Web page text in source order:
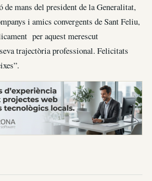
de mans del president de la Generalitat,
i amics convergents de Sant Feliu,
per aquest merescut
trajectòria professional. Felicitats